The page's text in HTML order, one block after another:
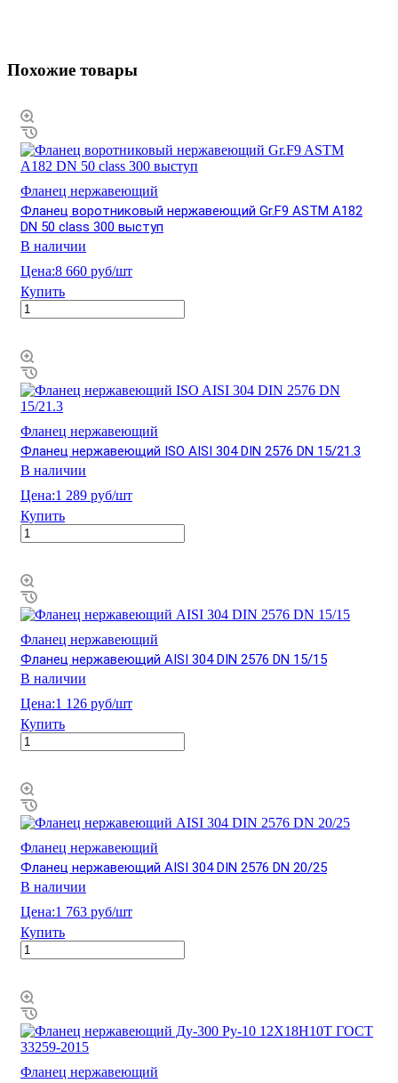
Похожие товары
Фланец нержавеющий
Фланец воротниковый нержавеющий Gr.F9 ASTM A182
DN 50 class 300 выступ
В наличии
Цена:8 660 руб/шт
Купить
Фланец нержавеющий
Фланец нержавеющий ISO AISI 304 DIN 2576 DN 15/21.3
В наличии
Цена:1 289 руб/шт
Купить
Фланец нержавеющий
Фланец нержавеющий AISI 304 DIN 2576 DN 15/15
В наличии
Цена:1 126 руб/шт
Купить
Фланец нержавеющий
Фланец нержавеющий AISI 304 DIN 2576 DN 20/25
В наличии
Цена:1 763 руб/шт
Купить
Фланец нержавеющий